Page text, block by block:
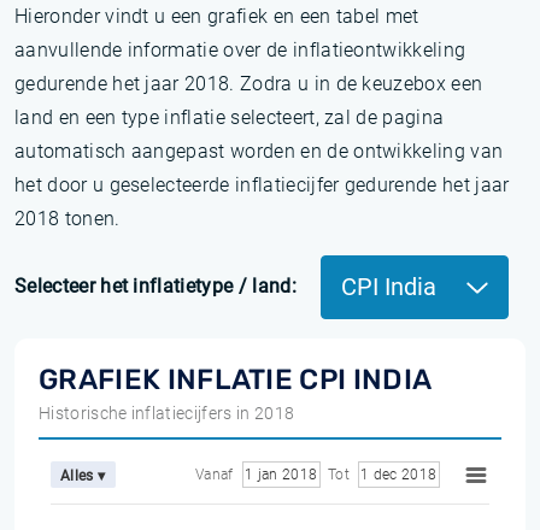
Hieronder vindt u een grafiek en een tabel met
aanvullende informatie over de inflatieontwikkeling
gedurende het jaar 2018. Zodra u in de keuzebox een
land en een type inflatie selecteert, zal de pagina
automatisch aangepast worden en de ontwikkeling van
het door u geselecteerde inflatiecijfer gedurende het jaar
2018 tonen.
Selecteer het inflatietype / land: CPI India
GRAFIEK INFLATIE CPI INDIA
Historische inflatiecijfers in 2018
Alles ▾ Vanaf 1 jan 2018 Tot 1 dec 2018